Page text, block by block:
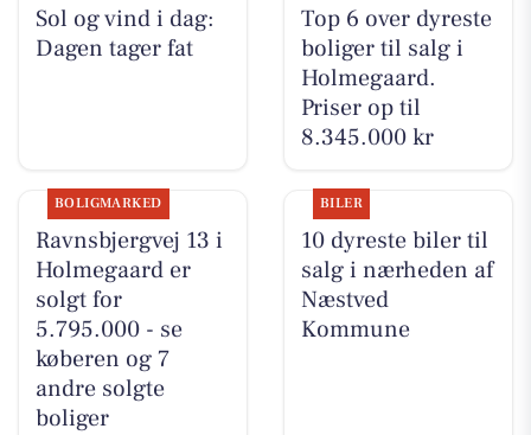
Sol og vind i dag:
Dagen tager fat
Top 6 over dyreste
boliger til salg i
Holmegaard.
Priser op til
8.345.000 kr
BOLIGMARKED
Ravnsbjergvej 13 i
Holmegaard er
solgt for
5.795.000 - se
køberen og 7
andre solgte
boliger
BILER
10 dyreste biler til
salg i nærheden af
Næstved
Kommune